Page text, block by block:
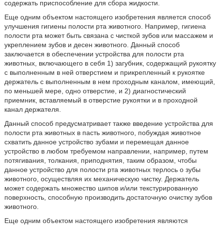
содержать приспособление для сбора жидкости.
Еще одним объектом настоящего изобретения является способ
улучшения гигиены полости рта животного. Например, гигиена
полости рта может быть связана с чисткой зубов или массажем и
укреплением зубов и десен животного. Данный способ
заключается в обеспечении устройства для полости рта
животных, включающего в себя 1) загубник, содержащий рукоятку
с выполненным в ней отверстием и прикрепленный к рукоятке
держатель с выполненным в нем проходным каналом, имеющий,
по меньшей мере, одно отверстие, и 2) диагностический
приемник, вставляемый в отверстие рукоятки и в проходной
канал держателя.
Данный способ предусматривает также введение устройства для
полости рта животных в пасть животного, побуждая животное
схватить данное устройство зубами и перемещая данное
устройство в любом требуемом направлении, например, путем
потягивания, толкания, приподнятия, таким образом, чтобы
данное устройство для полости рта животных терлось о зубы
животного, осуществляя их механическую чистку. Держатель
может содержать множество шипов и/или текстурированную
поверхность, способную производить достаточную очистку зубов
животного.
Еще одним объектом настоящего изобретения являются